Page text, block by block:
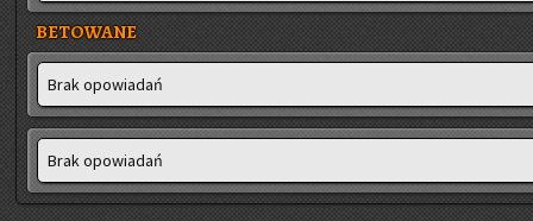
BETOWANE
Brak opo­wia­dań
Brak opo­wia­dań